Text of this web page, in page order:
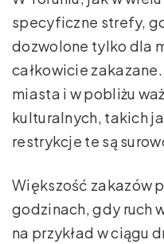
specyficzne strefy,
dozwolone tylko dla
całkowicie
miasta i w pobliżu
kulturalnych, takich
restrykcje te są
Większość zakazów
godzinach, gdy ruch
na przykład w ciągu